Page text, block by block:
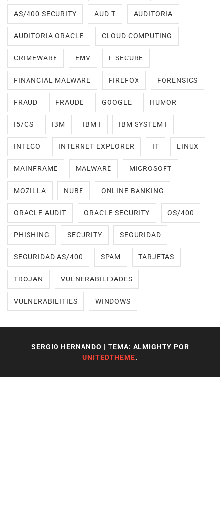
AS/400 SECURITY AUDIT AUDITORIA
AUDITORIA ORACLE CLOUD COMPUTING
CRIMEWARE EMV F-SECURE
FINANCIAL MALWARE FIREFOX FORENSICS
FRAUD FRAUDE GOOGLE HUMOR
I5/OS IBM IBM I IBM SYSTEM I
INTECO INTERNET EXPLORER IT LINUX
MAINFRAME MALWARE MICROSOFT
MOZILLA NUBE ONLINE BANKING
ORACLE AUDIT ORACLE SECURITY OS/400
PHISHING SECURITY SEGURIDAD
SEGURIDAD AS/400 SPAM TARJETAS
TROJAN VULNERABILIDADES
VULNERABILITIES WINDOWS
SERGIO HERNANDO | TEMA: ALMIGHTY POR
UNITEDTHEME.